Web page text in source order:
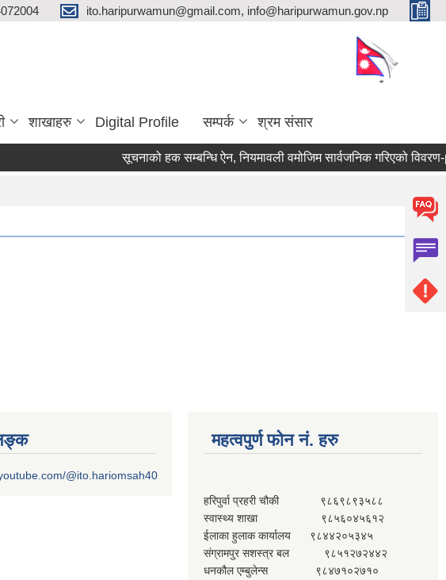
ito.haripurwamun@gmail.com, info@haripurwamun.gov.np
शाखाहरु Digital Profile सम्पर्क श्रम संसार
सूचनाको हक सम्बन्धि ऐन, नियमावली वमोजिम सार्वजनिक गरिएको विवरण-
@ito.hariomsah40
महत्वपुर्ण फोन नं. हरु
हरिपुर्वा प्रहरी चौकी ९८६९८९३५८८
स्वास्थ्य शाखा ९८५६०४५६१२
ईलाका हुलाक कार्यालय ९८४४२०५३४५
संग्रामपुर सशस्त्र बल ९८५१२७२४४२
धनकौल एम्बुलेन्स ९८४७१०२७१०